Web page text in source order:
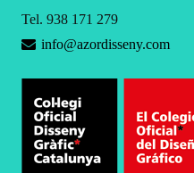
Tel. 938 171 279
info@azordisseny.com